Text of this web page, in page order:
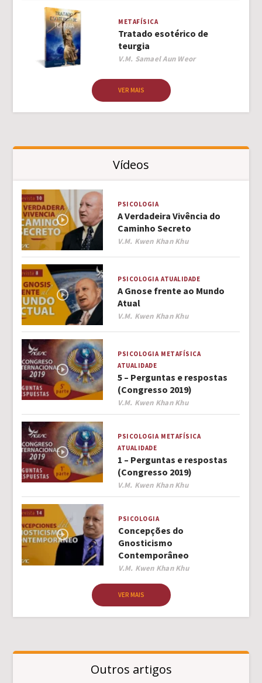
METAFÍSICA
Tratado esotérico de
teurgia
Author
V.M. Samael Aun Weor
VER MAIS
Vídeos
PSICOLOGIA
A Verdadeira Vivência do
Caminho Secreto
Author
V.M. Kwen Khan Khu
PSICOLOGIA ATUALIDADE
A Gnose frente ao Mundo
Atual
Author
V.M. Kwen Khan Khu
PSICOLOGIA METAFÍSICA
ATUALIDADE
5 – Perguntas e respostas
(Congresso 2019)
Author
V.M. Kwen Khan Khu
PSICOLOGIA METAFÍSICA
ATUALIDADE
1 – Perguntas e respostas
(Congresso 2019)
Author
V.M. Kwen Khan Khu
PSICOLOGIA
Concepções do
Gnosticismo
Contemporâneo
Author
V.M. Kwen Khan Khu
VER MAIS
Outros artigos